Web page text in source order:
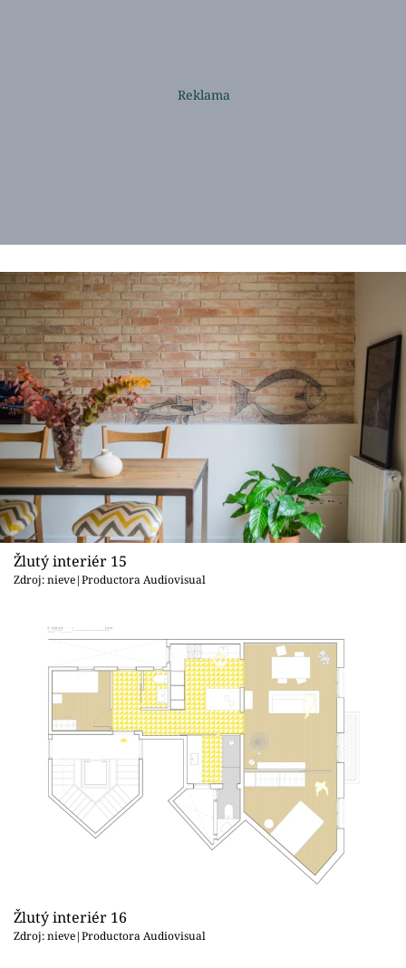
Žlutý interiér 15
Zdroj: nieve|Productora Audiovisual
Žlutý interiér 16
Zdroj: nieve|Productora Audiovisual